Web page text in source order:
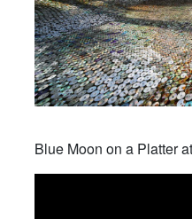
Blue Moon on a Platter